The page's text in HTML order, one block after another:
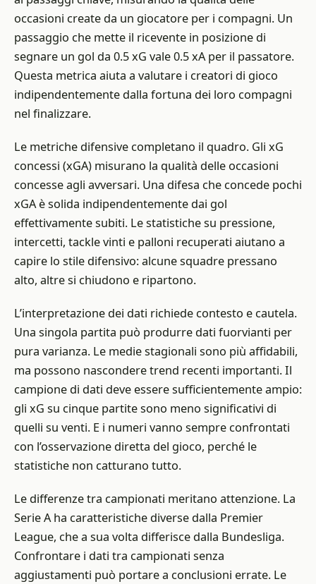
occasioni create da un giocatore per i compagni. Un
passaggio che mette il ricevente in posizione di
segnare un gol da 0.5 xG vale 0.5 xA per il passatore.
Questa metrica aiuta a valutare i creatori di gioco
indipendentemente dalla fortuna dei loro compagni
nel finalizzare.
Le metriche difensive completano il quadro. Gli xG
concessi (xGA) misurano la qualità delle occasioni
concesse agli avversari. Una difesa che concede pochi
xGA è solida indipendentemente dai gol
effettivamente subiti. Le statistiche su pressione,
intercetti, tackle vinti e palloni recuperati aiutano a
capire lo stile difensivo: alcune squadre pressano
alto, altre si chiudono e ripartono.
L’interpretazione dei dati richiede contesto e cautela.
Una singola partita può produrre dati fuorvianti per
pura varianza. Le medie stagionali sono più affidabili,
ma possono nascondere trend recenti importanti. Il
campione di dati deve essere sufficientemente ampio:
gli xG su cinque partite sono meno significativi di
quelli su venti. E i numeri vanno sempre confrontati
con l’osservazione diretta del gioco, perché le
statistiche non catturano tutto.
Le differenze tra campionati meritano attenzione. La
Serie A ha caratteristiche diverse dalla Premier
League, che a sua volta differisce dalla Bundesliga.
Confrontare i dati tra campionati senza
aggiustamenti può portare a conclusioni errate. Le